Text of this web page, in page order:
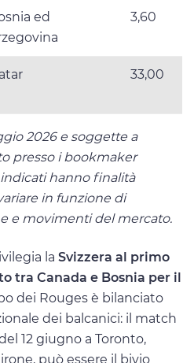
ed
3,60
33,00
2026 e soggette a
presso i bookmaker
hanno finalità
in funzione di
e movimenti del mercato.
la Svizzera al primo
tra Canada e Bosnia per il
dei Rouges è bilanciato
dei balcanici: il match
12 giugno a Toronto,
può essere il bivio